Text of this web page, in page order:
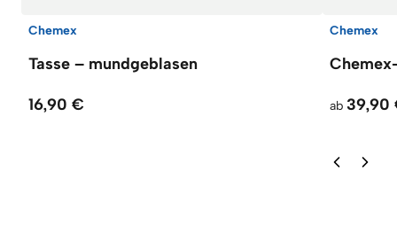
Chemex
Tasse – mundgeblasen
16,90 €
Chemex
ab 39,90